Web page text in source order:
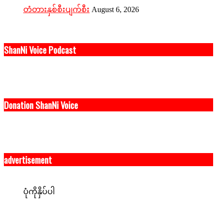
တံတားနှစ်စီးပျက်စီး August 6, 2026
ShanNi Voice Podcast
Donation ShanNi Voice
advertisement
ပုံကိုနှိပ်ပါ